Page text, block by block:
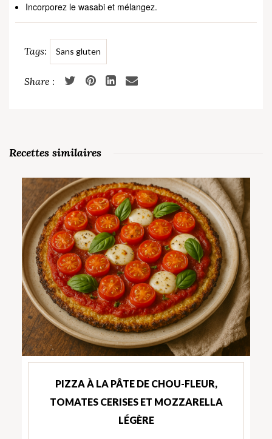
Incorporez le wasabi et mélangez.
Tags: Sans gluten
Recettes similaires
PIZZA À LA PÂTE DE CHOU-FLEUR,
TOMATES CERISES ET MOZZARELLA
LÉGÈRE